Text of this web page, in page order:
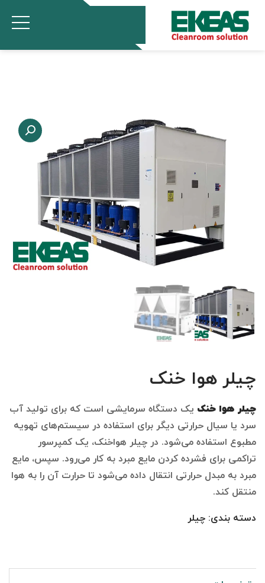
چیلر هوا خنک
چیلر هوا خنک یک دستگاه سرمایشی است که برای تولید آب
سرد یا سیال حرارتی دیگر برای استفاده در سیستم‌های تهویه
مطبوع استفاده می‌شود. در چیلر هواخنک، یک کمپرسور
تراکمی برای فشرده کردن مایع مبرد به کار می‌رود. سپس، مایع
مبرد به مبدل حرارتی انتقال داده می‌شود تا حرارت آن را به هوا
منتقل کند.
دسته بندی: چیلر